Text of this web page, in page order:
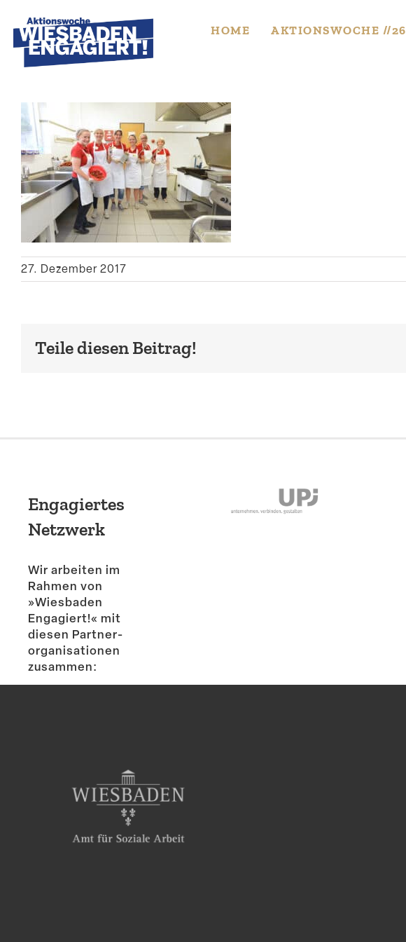
to
content
HOME AKTIONS­WOCHE //26
27. Dezember 2017
Teile diesen Beitrag!
Engagiertes
Netzwerk
Wir arbeiten im
Rahmen von
»Wiesbaden
Engagiert!« mit
diesen Partner­
or­ga­ni­sa­tionen
zusammen: